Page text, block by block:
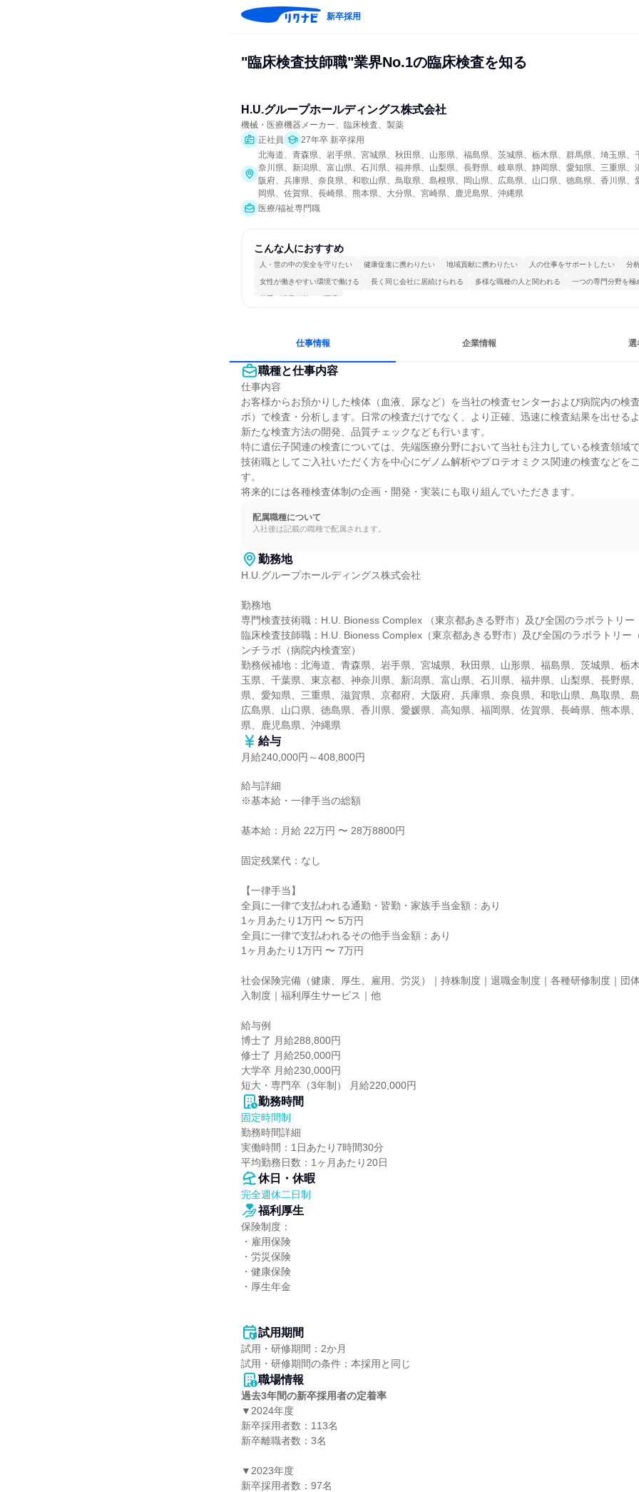
新卒採用
"臨床検査技師職"業界No.1の臨床検査を知る
H.U.グループホールディングス株式会社
機械・医療機器メーカー、臨床検査、製薬
正社員
27年卒 新卒採用
北海道、青森県、岩手県、宮城県、秋田県、山形県、福島県、茨城県、栃木県、群馬県、埼玉県、
奈川県、新潟県、富山県、石川県、福井県、山梨県、長野県、岐阜県、静岡県、愛知県、三重県、
阪府、兵庫県、奈良県、和歌山県、鳥取県、島根県、岡山県、広島県、山口県、徳島県、香川県、
岡県、佐賀県、長崎県、熊本県、大分県、宮崎県、鹿児島県、沖縄県
医療/福祉専門職
こんな人におすすめ
人・世の中の安全を守りたい 健康促進に携わりたい 地域貢献に携わりたい 人の仕事をサポートしたい 分
女性が働きやすい環境で働ける 長く同じ会社に居続けられる 多様な職種の人と関われる 一つの専門分野を極
若手が裁量を持てる環境
仕事情報 企業情報 選
職種と仕事内容
仕事内容
お客様からお預かりした検体（血液、尿など）を当社の検査センターおよび病院内の検
ボ）で検査・分析します。日常の検査だけでなく、より正確、迅速に検査結果を出せる
新たな検査方法の開発、品質チェックなども行います。
特に遺伝子関連の検査については、先端医療分野において当社も注力している検査領域
技術職としてご入社いただく方を中心にゲノム解析やプロテオミクス関連の検査などを
す。
将来的には各種検査体制の企画・開発・実装にも取り組んでいただきます。
配属職種について
入社後は記載の職種で配属されます。
勤務地
H.U.グループホールディングス株式会社
勤務地
専門検査技術職：H.U. Bioness Complex （東京都あきる野市）及び全国のラボラトリー
臨床検査技師職：H.U. Bioness Complex（東京都あきる野市）及び全国のラボラトリー
ンチラボ（病院内検査室）
勤務候補地：北海道、青森県、岩手県、宮城県、秋田県、山形県、福島県、茨城県、栃
玉県、千葉県、東京都、神奈川県、新潟県、富山県、石川県、福井県、山梨県、長野県
県、愛知県、三重県、滋賀県、京都府、大阪府、兵庫県、奈良県、和歌山県、鳥取県、島
広島県、山口県、徳島県、香川県、愛媛県、高知県、福岡県、佐賀県、長崎県、熊本県
県、鹿児島県、沖縄県
給与
月給240,000円～408,800円
給与詳細
※基本給・一律手当の総額
基本給：月給 22万円 〜 28万8800円
固定残業代：なし
【一律手当】
全員に一律で支払われる通勤・皆勤・家族手当金額：あり
1ヶ月あたり1万円 〜 5万円
全員に一律で支払われるその他手当金額：あり
1ヶ月あたり1万円 〜 7万円
社会保険完備（健康、厚生、雇用、労災）｜持株制度｜退職金制度｜各種研修制度｜団
入制度｜福利厚生サービス｜他
給与例
博士了 月給288,800円
修士了 月給250,000円
大学卒 月給230,000円
短大・専門卒（3年制） 月給220,000円
勤務時間
固定時間制
勤務時間詳細
実働時間：1日あたり7時間30分
平均勤務日数：1ヶ月あたり20日
休日・休暇
完全週休二日制
福利厚生
保険制度：
・雇用保険
・労災保険
・健康保険
・厚生年金
試用期間
試用・研修期間：2か月
職場情報
過去3年間の新卒採用者の定着率
▼2024年度
新卒採用者数：113名
新卒離職者数：3名
▼2023年度
新卒採用者数：97名